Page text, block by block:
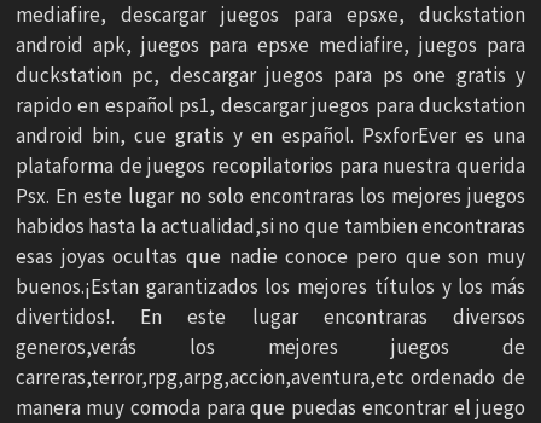
mediafire, descargar juegos para epsxe, duckstation
android apk, juegos para epsxe mediafire, juegos para
duckstation pc, descargar juegos para ps one gratis y
rapido en español ps1, descargar juegos para duckstation
android bin, cue gratis y en español. PsxforEver es una
plataforma de juegos recopilatorios para nuestra querida
Psx. En este lugar no solo encontraras los mejores juegos
habidos hasta la actualidad,si no que tambien encontraras
esas joyas ocultas que nadie conoce pero que son muy
buenos.¡Estan garantizados los mejores títulos y los más
divertidos!. En este lugar encontraras diversos
generos,verás los mejores juegos de
carreras,terror,rpg,arpg,accion,aventura,etc ordenado de
manera muy comoda para que puedas encontrar el juego